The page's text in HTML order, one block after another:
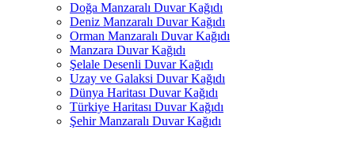
Doğa Manzaralı Duvar Kağıdı
Deniz Manzaralı Duvar Kağıdı
Orman Manzaralı Duvar Kağıdı
Manzara Duvar Kağıdı
Şelale Desenli Duvar Kağıdı
Uzay ve Galaksi Duvar Kağıdı
Dünya Haritası Duvar Kağıdı
Türkiye Haritası Duvar Kağıdı
Şehir Manzaralı Duvar Kağıdı